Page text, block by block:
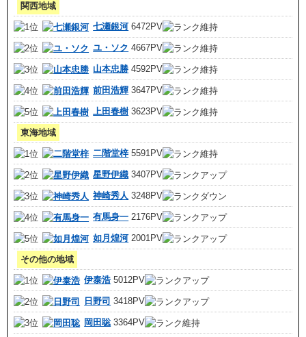
関西地域
七瀬銀河6472PV
ユ・ソク 4667PV
山本忠勝 4592PV
前田浩輝 3647PV
上田春樹 3623PV
東海地域
二階堂梓 5591PV
星野伊織 3407PV
神崎秀人 3248PV
有馬身一 2176PV
如月煌河2001PV
その他の地域
伊泰浩 5012PV
日野司 3418PV
岡田聡3364PV